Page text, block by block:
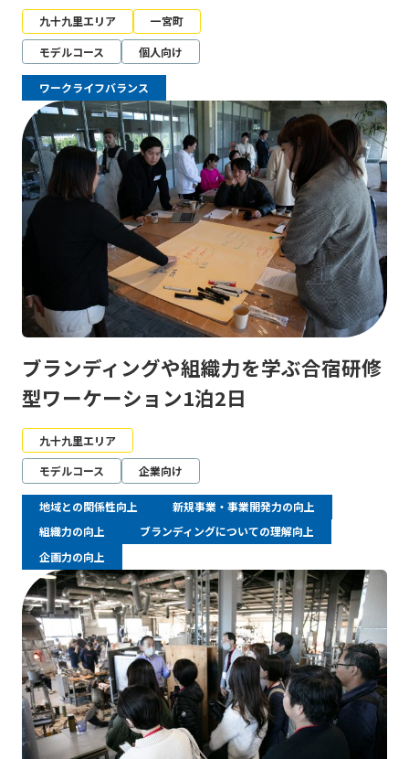
九十九里エリア
一宮町
モデルコース
個人向け
ワークライフバランス
ブランディングや組織力を学ぶ合宿研修
型ワーケーション1泊2日
九十九里エリア
モデルコース
企業向け
地域との関係性向上
新規事業・事業開発力の向上
組織力の向上
ブランディングについての理解向上
企画力の向上